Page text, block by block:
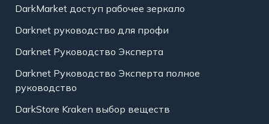
DarkMarket доступ рабочее зеркало
Darknet руководство для профи
Darknet Руководство Эксперта
Darknet Руководство Эксперта полное
руководство
DarkStore Kraken выбор веществ